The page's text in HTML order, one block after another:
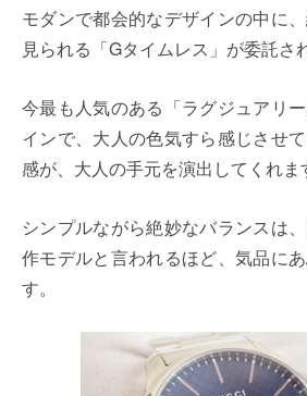
モダンで都会的なデザインの中に、細部までこだわりが
見られる「Gタイムレス」が委託さ
今最も人気のある「ラグジュアリ
インで、大人の色気すら感じさせ
感が、大人の手元を演出してくれま
シンプルながら絶妙なバランスは
作モデルと言われるほど、気品に
す。